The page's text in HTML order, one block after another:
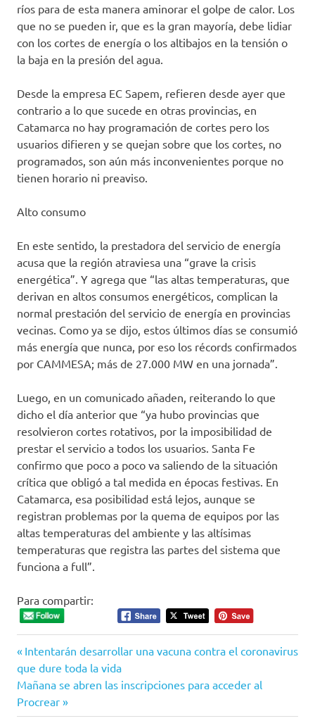
ríos para de esta manera aminorar el golpe de calor. Los
que no se pueden ir, que es la gran mayoría, debe lidiar
con los cortes de energía o los altibajos en la tensión o
la baja en la presión del agua.
Desde la empresa EC Sapem, refieren desde ayer que
contrario a lo que sucede en otras provincias, en
Catamarca no hay programación de cortes pero los
usuarios difieren y se quejan sobre que los cortes, no
programados, son aún más inconvenientes porque no
tienen horario ni preaviso.
Alto consumo
En este sentido, la prestadora del servicio de energía
acusa que la región atraviesa una “grave la crisis
energética”. Y agrega que “las altas temperaturas, que
derivan en altos consumos energéticos, complican la
normal prestación del servicio de energía en provincias
vecinas. Como ya se dijo, estos últimos días se consumió
más energía que nunca, por eso los récords confirmados
por CAMMESA; más de 27.000 MW en una jornada”.
Luego, en un comunicado añaden, reiterando lo que
dicho el día anterior que “ya hubo provincias que
resolvieron cortes rotativos, por la imposibilidad de
prestar el servicio a todos los usuarios. Santa Fe
confirmo que poco a poco va saliendo de la situación
crítica que obligó a tal medida en épocas festivas. En
Catamarca, esa posibilidad está lejos, aunque se
registran problemas por la quema de equipos por las
altas temperaturas del ambiente y las altísimas
temperaturas que registra las partes del sistema que
funciona a full”.
Para compartir:
Navegación
de
entradas
Entrada
anterior:
Intentarán desarrollar una vacuna contra el coronavirus
que dure toda la vida
Siguiente
entrada:
Mañana se abren las inscripciones para acceder al
Procrear